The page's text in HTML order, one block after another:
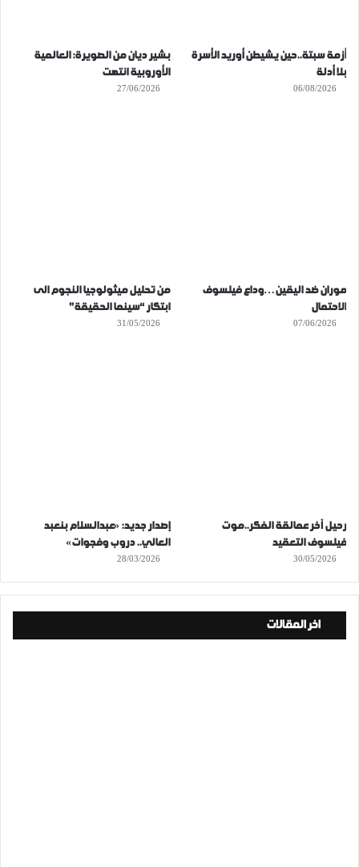
أزمة سبتة..حين يشيطن أوريد الأسرة
بلا أدلة
06/08/2026
بشير ديان من الصويرة: العالمية
الأوروبية انتهت
27/06/2026
موران ضد اليقين…وداع فيلسوف
الاحتمال
07/06/2026
من تحليل ميثولوجيا النجوم الى
ابتكار “سينما الحقيقة”
31/05/2026
رحيل آخر عمالقة الفكر..موت
فيلسوف التعقيد
30/05/2026
إصدار جديد: «عبدالسلام بنعبد
العالي.. دروب وفجوات»
28/03/2026
اخر المقالات